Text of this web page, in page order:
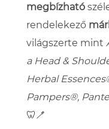
megbízható
rendelekező
világszerte mint
a Head &
Herbal
Pampers®,
🦷🪥